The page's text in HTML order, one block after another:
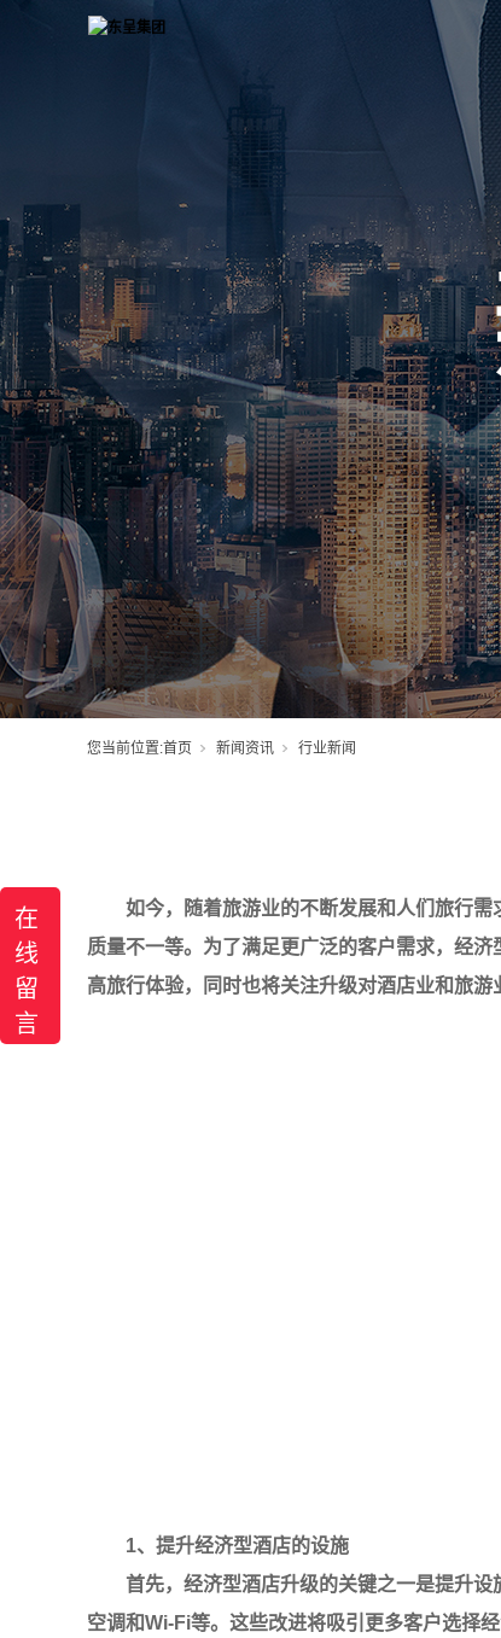
您当前位置:首页 新闻资讯 行业新闻
如今，随着旅游业的不断发展和人们旅行
质量不一等。为了满足更广泛的客户需求，经
高旅行体验，同时也将关注升级对酒店业和旅游
1、提升经济型酒店的设施
首先，经济型酒店升级的关键之一是提升
空调和Wi-Fi等。这些改进将吸引更多客户选择
在
线
留
言